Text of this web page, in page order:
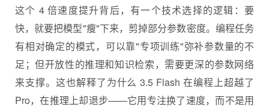
这个 4 倍速度提升背后，有一个技术选择的逻辑：要
快，就要把模型"瘦"下来，剪掉部分参数密度。编程任务
有相对确定的模式，可以靠"专项训练"弥补参数量的不
足；但开放性的推理和知识检索，需要更深的参数网络
来支撑。这也解释了为什么 3.5 Flash 在编程上超越了
Pro，在推理上却退步——它用专注换了速度，而不是用